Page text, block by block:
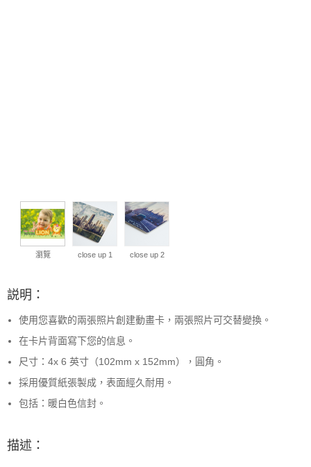
瀏覽 close up 1 close up 2
説明：
使用您喜歡的兩張照片創建動畫卡，兩張照片可交替變換。
在卡片背面寫下您的信息。
尺寸：4x 6 英寸（102mm x 152mm），圓角。
採用優質紙張製成，表面經久耐用。
包括：暖白色信封。
描述：